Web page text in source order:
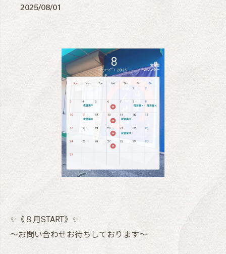
2025/08/01
✨《８月START》✨
〜お問い合わせお待ちしております〜